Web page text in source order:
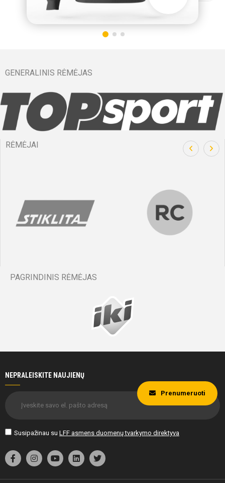
GENERALINIS RĖMĖJAS
RĖMĖJAI
PAGRINDINIS RĖMĖJAS
NEPRALEISKITE NAUJIENŲ
Susipažinau su LFF asmens duomenų tvarkymo direktyva
Prenumeruoti